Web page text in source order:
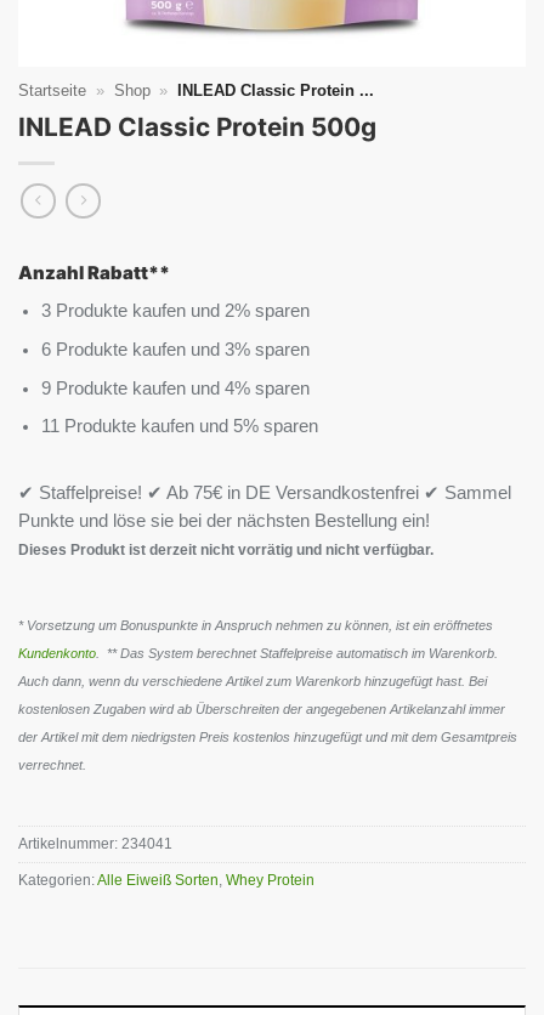
Startseite » Shop » INLEAD Classic Protein ...
INLEAD Classic Protein 500g
Anzahl Rabatt**
3 Produkte kaufen und 2% sparen
6 Produkte kaufen und 3% sparen
9 Produkte kaufen und 4% sparen
11 Produkte kaufen und 5% sparen
✔ Staffelpreise! ✔ Ab 75€ in DE Versandkostenfrei ✔ Sammel
Punkte und löse sie bei der nächsten Bestellung ein!
Dieses Produkt ist derzeit nicht vorrätig und nicht verfügbar.
* Vorsetzung um Bonuspunkte in Anspruch nehmen zu können, ist ein eröffnetes
Kundenkonto . ** Das System berechnet Staffelpreise automatisch im Warenkorb.
Auch dann, wenn du verschiedene Artikel zum Warenkorb hinzugefügt hast. Bei
kostenlosen Zugaben wird ab Überschreiten der angegebenen Artikelanzahl immer
der Artikel mit dem niedrigsten Preis kostenlos hinzugefügt und mit dem Gesamtpreis
verrechnet.
Artikelnummer: 234041
Kategorien:Alle Eiweiß Sorten Whey Protein